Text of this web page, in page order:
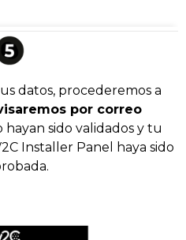
datos, procederemos a
por correo
sido validados y tu
Installer Panel haya sido